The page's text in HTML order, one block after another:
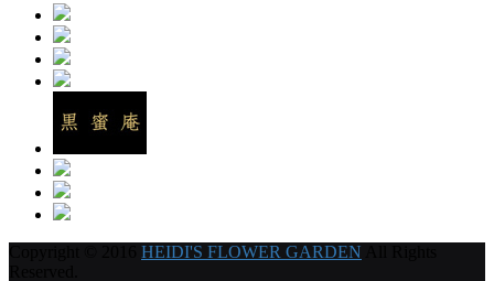
HEIDI'S FLOWER GARDEN